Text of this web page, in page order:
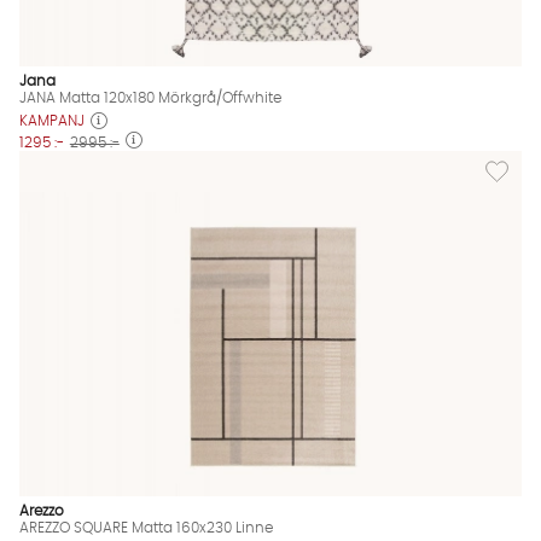
Jana
JANA Matta 120x180 Mörkgrå/Offwhite
KAMPANJ
1295 :- 2995 :-
Lägg till
Arezzo
AREZZO SQUARE Matta 160x230 Linne